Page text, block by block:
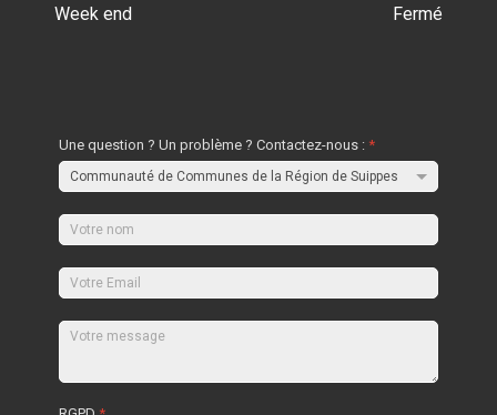
Week end
Fermé
Une question ? Un problème ? Contactez-nous :*